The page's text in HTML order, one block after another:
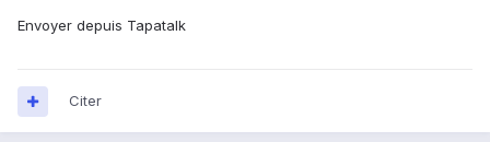
Envoyer depuis Tapatalk
Citer